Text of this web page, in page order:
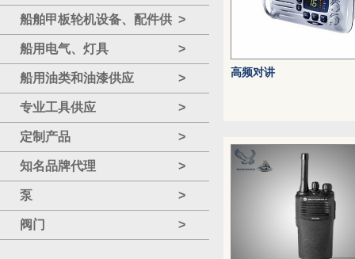
船舶甲板轮机设备、配件供
应
>
船用电气、灯具 >
船用油类和油漆供应 >
专业工具供应 >
定制产品 >
知名品牌代理 >
泵 >
阀门 >
高频对讲